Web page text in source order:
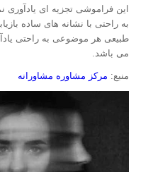
این فراموشی تجزیه ای
به راحتی با نشانه های ساده
طبیعی هر موضوعی به راحتی
می باشد.
منبع: مرکز مشاوره مشاورانه